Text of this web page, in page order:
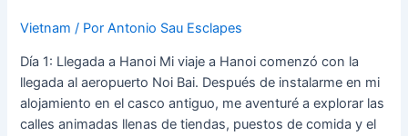
Vietnam / PorAntonio Sau Esclapes
Día 1: Llegada a Hanoi Mi viaje a Hanoi comenzó con la
llegada al aeropuerto Noi Bai. Después de instalarme en mi
alojamiento en el casco antiguo, me aventuré a explorar las
calles animadas llenas de tiendas, puestos de comida y el